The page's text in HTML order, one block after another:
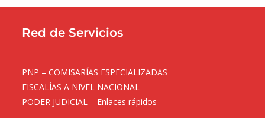
Red de Servicios
PNP – COMISARÍAS ESPECIALIZADAS
FISCALÍAS A NIVEL NACIONAL
PODER JUDICIAL – Enlaces rápidos